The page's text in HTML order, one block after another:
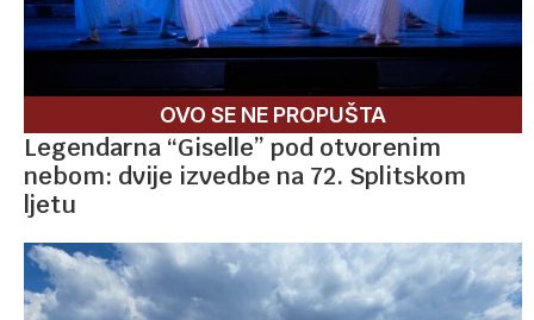
OVO SE NE PROPUŠTA
Legendarna “Giselle” pod otvorenim
nebom: dvije izvedbe na 72. Splitskom
ljetu